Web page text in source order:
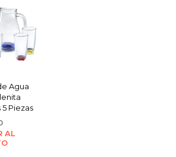
Agua
Piezas
AL